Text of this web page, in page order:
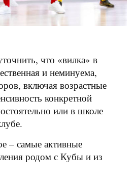
что «вилка» в
и неминуема,
включая возрастные
конкретной
или в школе
– самые активные
родом с Кубы и из